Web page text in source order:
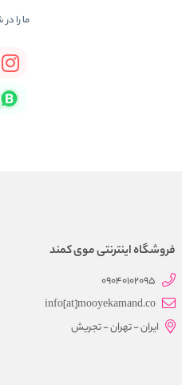
ما را
فروشگاه اینترنتی موی کمند
09040102095
info[at]mooyekamand.co
ایران - تهران - تجریش